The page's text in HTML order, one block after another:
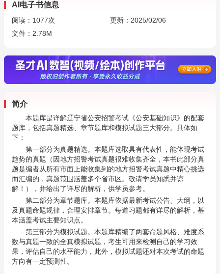
AI电子书信息
阅读： 1077次
更新：2025/02/06
文件：2.78M
简介
本题库是详解辽宁省公安招警考试《公安基础知识》的配套
题库，包括真题精选、章节题库和模拟试题三大部分。具体如
下：
第一部分为真题精选。本题库选取具有代表性，能体现考试
趋势的真题（因地方招警考试真题很难收集齐全，本书此部分真
题是编者从所有市面上能收集到的地方招警考试真题中精心挑选
而汇编的，真题范围涵盖多个省市区。敬请学员知悉并谅
解！），并给出了详尽的解析，供学员参考。
第二部分为章节题库。本题库依据最新考试公告、大纲，以
及真题命题规律，合理安排章节。每道习题都有详尽的解析，基
本涵盖考试主要知识点。
第三部分为模拟试题。本题库精编了两套命题风格、难度系
数与真题一致的全真模拟试题，考生可用来检测自己的学习效
果，评估自己的水平能力，此外，模拟试题还对本次考试的命题
方向有一定预测性。